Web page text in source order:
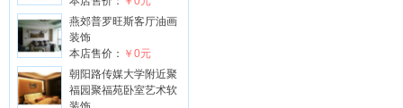
燕郊普罗旺斯客厅油画
装饰
本店售价： ￥0元
朝阳路传媒大学附近聚
福园聚福苑卧室艺术软